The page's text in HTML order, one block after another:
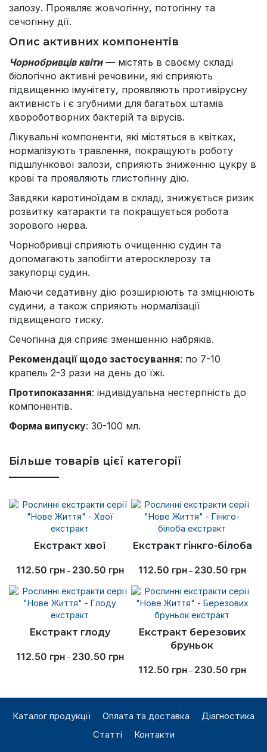
залозу. Проявляє жовчогінну, потогінну та
сечогінну дії.
Опис активних компонентів
Чорнобривців квіти— містять в своєму складі
біологічно активні речовини, які сприяють
підвищенню імунітету, проявляють противірусну
активність і є згубними для багатьох штамів
хвороботворних бактерій та вірусів.
Лікувальні компоненти, які містяться в квітках,
нормалізують травлення, покращують роботу
підшлункової залози, сприяють зниженню цукру в
крові та проявляють глистогінну дію.
Завдяки каротиноїдам в складі, знижується ризик
розвитку катаракти та покращується робота
зорового нерва.
Чорнобривці сприяють очищенню судин та
допомагають запобігти атеросклерозу та
закупорці судин.
Маючи седативну дію розширюють та зміцнюють
судини, а також сприяють нормалізації
підвищеного тиску.
Сечогінна дія сприяє зменшенню набряків.
Рекомендації щодо застосування: по 7-10
крапель 2-3 рази на день до їжі.
Протипоказання: індивідуальна нестерпність до
компонентів.
Форма випуску: 30-100 мл.
Більше товарів цієї категорії
Екстракт хвої
112.50 грн– 230.50 грн
Екстракт гінкго-білоба
112.50 грн– 230.50 грн
Екстракт глоду
112.50 грн– 230.50 грн
Екстракт березових
бруньок
112.50 грн– 230.50 грн
Каталог продукції Оплата та доставка
Діагностика
Статті
Контакти